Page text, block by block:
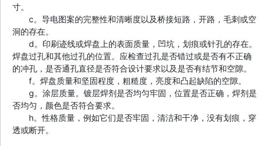
寸。
c。导电图案的完整性和清晰度以及桥接短路，开路，毛刺或空
洞的存在。
d。印刷迹线或焊盘上的表面质量，凹坑，划痕或针孔的存在。
焊盘过孔和其他过孔的位置。应检查过孔是否错过或是否有不正确
的冲孔，是否通孔直径是否符合设计要求以及是否有结节和空隙。
f。焊盘质量和坚固程度，粗糙度，亮度和凸起缺陷的空隙。
g。涂层质量。镀层焊剂是否均匀牢固，位置是否正确，焊剂是
否均匀，颜色是否符合要求。
h。性格质量，例如它们是否牢固，清洁和干净，没有划痕，穿
透或断开。